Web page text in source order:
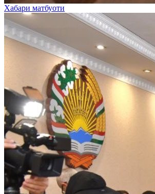
Хабари матбуоти